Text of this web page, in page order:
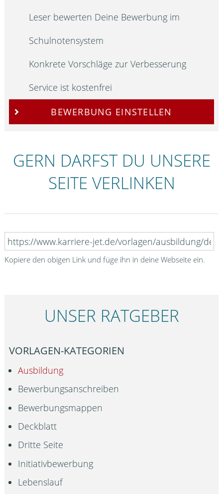
Leser bewerten Deine Bewerbung im
Schulnotensystem
Konkrete Vorschläge zur Verbesserung
Service ist kostenfrei
BEWERBUNG EINSTELLEN
GERN DARFST DU UNSERE
SEITE VERLINKEN
Kopiere den obigen Link und füge ihn in deine Webseite ein.
UNSER RATGEBER
VORLAGEN-KATEGORIEN
Ausbildung
Bewerbungsanschreiben
Bewerbungsmappen
Deckblatt
Dritte Seite
Initiativbewerbung
Lebenslauf